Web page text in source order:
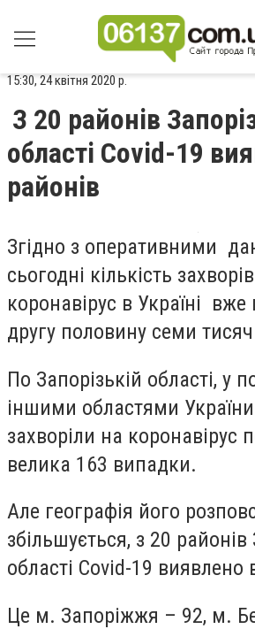
15:30, 24 квітня 2020 р.
З 20 районів
області Covid-19
районів
Згідно з оперативними
сьогодні кількість
коронавірус в Україні вже
другу половину семи
По Запорізькій області, у
іншими областями України
захворіли на коронавірус
велика 163 випадки.
Але географія його
збільшується, з 20 районів
області Covid-19 виявлено
Це м. Запоріжжя – 92, м.